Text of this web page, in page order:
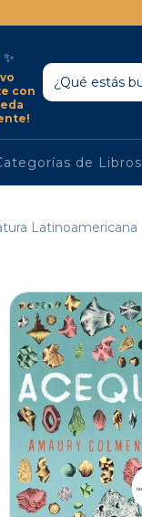
✨
con
de Libros
Latinoamericana